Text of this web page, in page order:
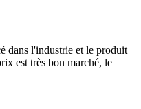
dans l'industrie et le produit
est très bon marché, le